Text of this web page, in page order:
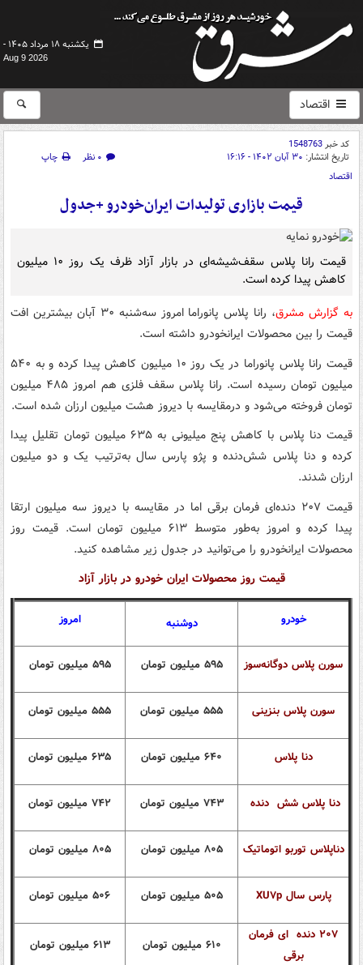
یکشنبه ۱۸ مرداد ۱۴۰۵ -
Aug 9 2026
اقتصاد
کد خبر1548763
تاریخ انتشار: ۳۰ آبان ۱۴۰۲ - ۱۶:۱۶ ۰ نظر
چاپ
اقتصاد
قیمت بازاری تولیدات ایران‌خودرو +جدول
قیمت رانا پلاس سقف‌شیشه‌ای در بازار آزاد ظرف یک روز ۱۰ میلیون
کاهش پیدا کرده است.
به گزارش مشرق
، رانا پلاس پانوراما امروز سه‌شنبه ۳۰ آبان بیشترین افت
قیمت را بین محصولات ایرانخودرو داشته است.
قیمت رانا پلاس پانوراما در یک روز ۱۰ میلیون کاهش پیدا کرده و به ۵۴۰
میلیون تومان رسیده است. رانا پلاس سقف فلزی هم امروز ۴۸۵ میلیون
تومان فروخته می‌شود و درمقایسه با دیروز هشت میلیون ارزان شده است.
قیمت دنا پلاس با کاهش پنج میلیونی به ۶۳۵ میلیون تومان تقلیل پیدا
کرده و دنا پلاس شش‌دنده و پژو پارس سال به‌ترتیب یک و دو میلیون
ارزان شدند.
قیمت ۲۰۷ دنده‌ای فرمان برقی اما در مقایسه با دیروز سه میلیون ارتقا
پیدا کرده و امروز به‌طور متوسط ۶۱۳ میلیون تومان است. قیمت روز
محصولات ایرانخودرو را می‌توانید در جدول زیر مشاهده کنید.
قیمت روز محصولات ایران خودرو در بازار آزاد
خودرو دوشنبه امروز
سورن پلاس دوگانه‌سوز ۵۹۵ میلیون تومان ۵۹۵ میلیون تومان
سورن پلاس بنزینی ۵۵۵ میلیون تومان ۵۵۵ میلیون تومان
دنا پلاس ۶۴۰ میلیون تومان ۶۳۵ میلیون تومان
دنا پلاس شش دنده ۷۴۳ میلیون تومان ۷۴۲ میلیون تومان
دناپلاس توربو اتوماتیک ۸۰۵ میلیون تومان ۸۰۵ میلیون تومان
پارس سال XU۷p ۵۰۵ میلیون تومان ۵۰۶ میلیون تومان
۲۰۷ دنده
ای فرمان
برقی
۶۱۰ میلیون تومان ۶۱۳ میلیون تومان